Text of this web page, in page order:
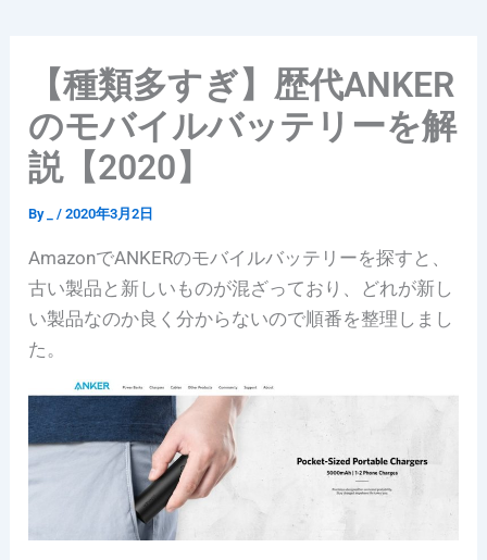
【種類多すぎ】歴代ANKER
のモバイルバッテリーを解
説【2020】
By _/2020年3月2日
AmazonでANKERのモバイルバッテリーを探すと、
古い製品と新しいものが混ざっており、どれが新し
い製品なのか良く分からないので順番を整理しまし
た。